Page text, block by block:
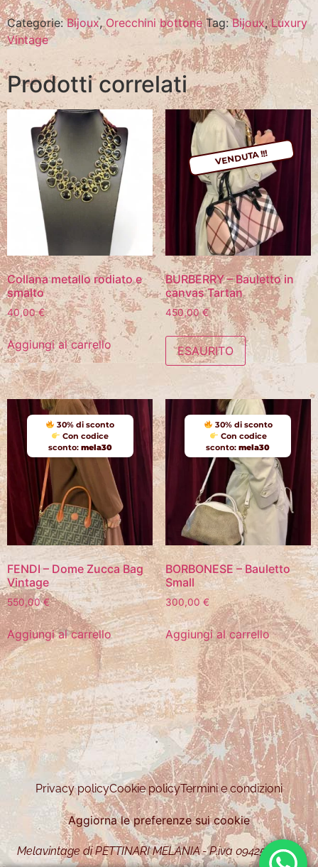
Categorie:Bijoux,Orecchini bottone Tag:Bijoux,Luxury
Vintage
Prodotti correlati
Collana metallo rodiato e
smalto
40,00€
Aggiungi al carrello
VENDUTA !!!
BURBERRY – Bauletto in
canvas Tartan
450,00€
ESAURITO
30% di sconto
Con codice
sconto: mela30
FENDI – Dome Zucca Bag
Vintage
550,00€
Aggiungi al carrello
30% di sconto
Con codice
sconto:mela30
BORBONESE – Bauletto
Small
300,00 €
Aggiungi al carrello
Privacy policyCookie policyTermini e condizioni
Aggiorna le preferenze sui cookie
Melavintage di PETTINARI MELANIA - P.iva 09425450963